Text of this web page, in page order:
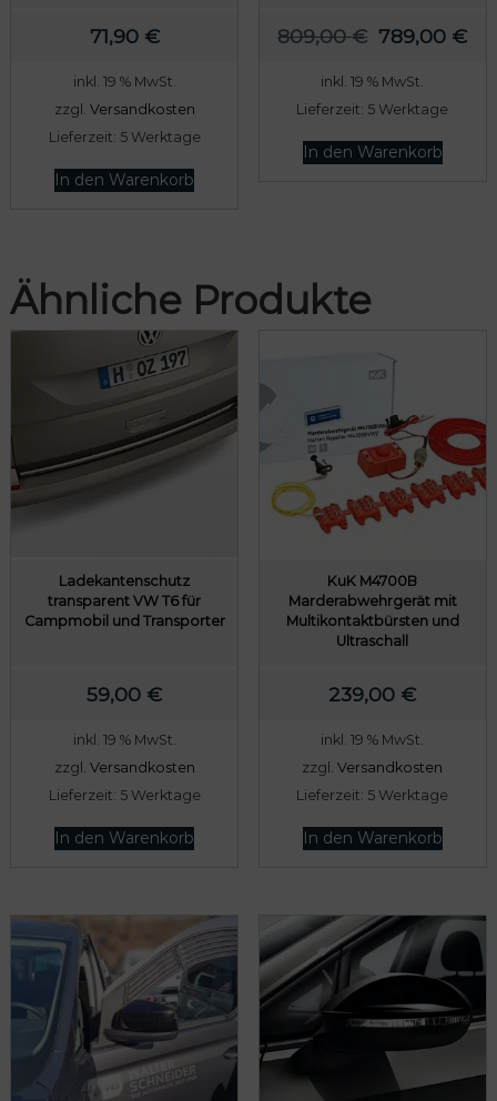
71,90 €
inkl. 19 % MwSt.
zzgl. Versandkosten
Lieferzeit: 5 Werktage
In den Warenkorb
809,00€ U
s
p
r
h
e
P
r
e
i
w
a
r
8
,
0
789,00 €A
i
s
t
inkl. 19 % MwSt.
Lieferzeit: 5 Werktage
In den Warenkorb
Ähnliche Produkte
Ladekantenschutz
transparent VW T6 für
Campmobil und Transporter
59,00 €
inkl. 19 % MwSt.
zzgl. Versandkosten
Lieferzeit: 5 Werktage
In den Warenkorb
KuK M4700B
Marderabwehrgerät mit
Multikontaktbürsten und
Ultraschall
239,00 €
inkl. 19 % MwSt.
zzgl.Versandkosten
Lieferzeit: 5 Werktage
In den Warenkorb